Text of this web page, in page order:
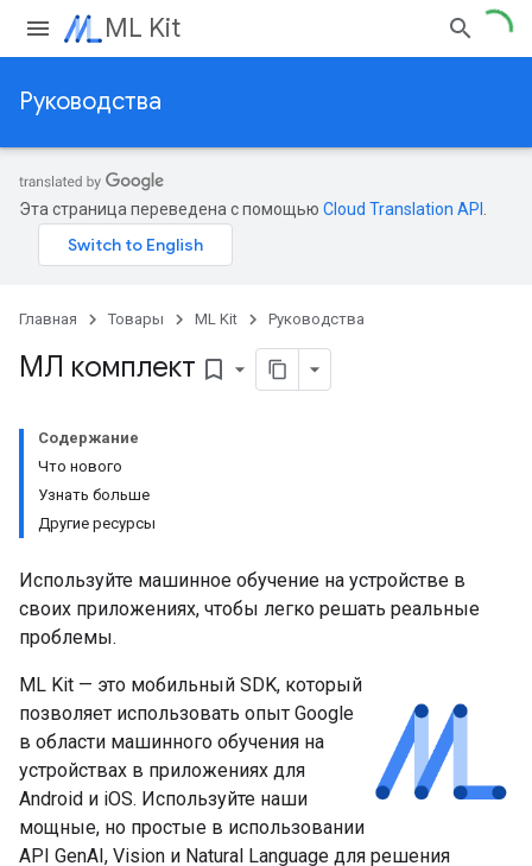
ML Kit
Руководства
Эта страница переведена с помощью Cloud Translation API
Главная Товары ML Kit Руководства
МЛ комплект bookmark_border
Содержание
Что нового
Узнать больше
Другие ресурсы
Используйте машинное обучение на устройстве в
своих приложениях, чтобы легко решать реальные
проблемы.
ML Kit — это мобильный SDK, который
позволяет использовать опыт Google
в области машинного обучения на
устройствах в приложениях для
Android и iOS. Используйте наши
мощные, но простые в использовании
API GenAI, Vision и Natural Language для решения